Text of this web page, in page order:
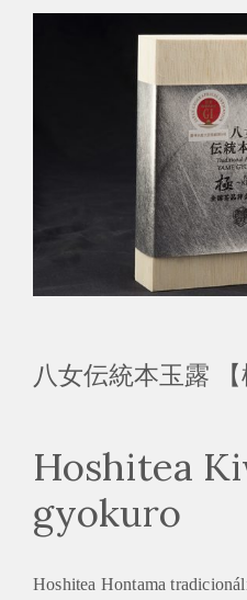
八女伝統本玉露 【
Hoshitea
gyokuro
Hoshitea Hontama